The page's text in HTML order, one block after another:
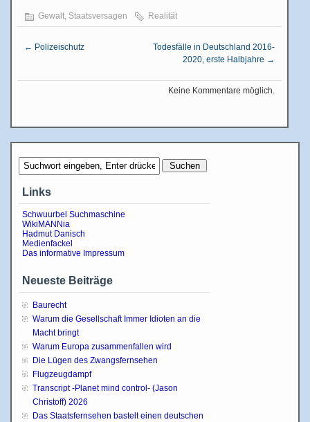
Gewalt, Staatsversagen Realität
← Polizeischutz
Todesfälle in Deutschland 2016-
2020, erste Halbjahre →
Keine Kommentare möglich.
Links
Schwuurbel Suchmaschine
WikiMANNia
Hadmut Danisch
Medienfackel
Das informative Impressum
Neueste Beiträge
Baurecht
Warum die Gesellschaft Immer Idioten an die
Macht bringt
Warum Europa zusammenfallen wird
Die Lügen des Zwangsfernsehen
Flugzeugdampf
Transcript -Planet mind control- (Jason
Christoff) 2026
Das Staatsfernsehen bastelt einen deutschen